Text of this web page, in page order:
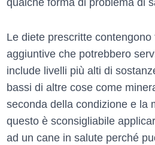
qualche forma di problema di
Le diete prescritte
aggiuntive che potrebbero
include livelli più alti di
bassi di altre cose come
seconda della condizione e la
questo è sconsigliabile
ad un cane in salute perché